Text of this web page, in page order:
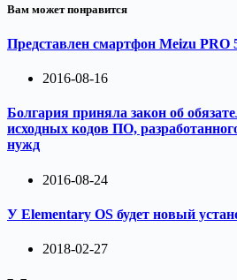
Вам может понравится
Представлен смартфон Meizu PRO
2016-08-16
Болгария приняла закон об
исходных кодов ПО,
нужд
2016-08-24
У Elementary OS будет новый
2018-02-27